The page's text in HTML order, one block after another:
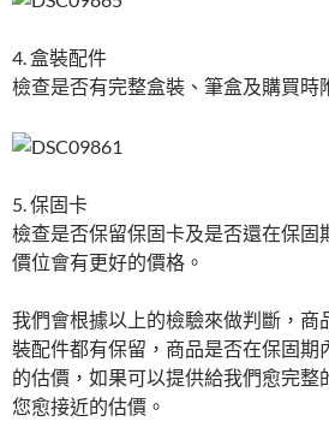
4. 盒裝配件
檢查是否有完整盒裝、筆盒及購買時
5. 保固卡
檢查是否保留保固卡及是否還在保固
價位會有更好的價格。
我們會根據以上的檢驗來做判斷，商
裝配件都有保留，商品是否在保固期
的估價，如果可以提供給我們愈完整
您愈接近的估價。